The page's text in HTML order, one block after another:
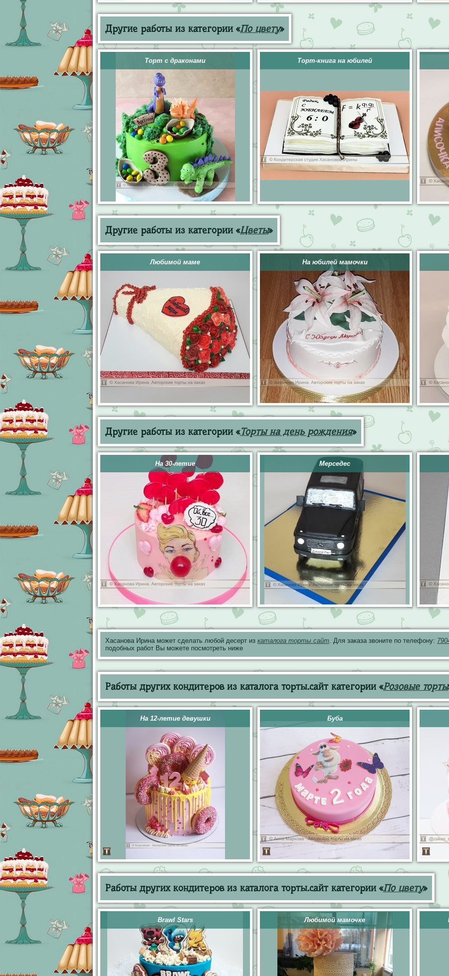
Другие работы из категории «По цвету»
Торт с драконами Торт-книга на юбилей
Другие работы из категории «Цветы»
Любимой маме На юбилей мамочки
Другие работы из категории «Торты на день рождения»
На 30-летие Мерседес
Хасанова Ирина может сделать любой десерт из каталога торты.сайт. Для заказа звоните по телефону:
подобных работ Вы можете посмотреть ниже
Работы других кондитеров из каталога торты.сайт категории «Розовые торты
На 12-летие девушки Буба
Работы других кондитеров из каталога торты.сайт категории «По цвету»
Brawl Stars Любимой мамочке